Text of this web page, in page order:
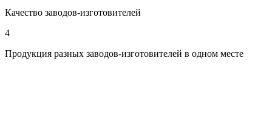
Качество заводов-изготовителей
4
Продукция разных заводов-изготовителей в одном месте